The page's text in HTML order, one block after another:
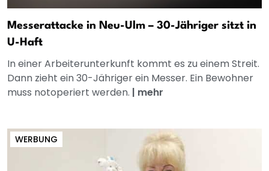
Messerattacke in Neu-Ulm – 30-Jähriger sitzt in
U-Haft
In einer Arbeiterunterkunft kommt es zu einem Streit.
Dann zieht ein 30-Jähriger ein Messer. Ein Bewohner
muss notoperiert werden. | mehr
WERBUNG